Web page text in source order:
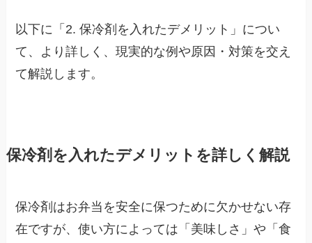
以下に「2. 保冷剤を入れたデメリット」につい
て、より詳しく、現実的な例や原因・対策を交え
て解説します。
保冷剤を入れたデメリットを詳しく解説
保冷剤はお弁当を安全に保つために欠かせない存
在ですが、使い方によっては「美味しさ」や「食